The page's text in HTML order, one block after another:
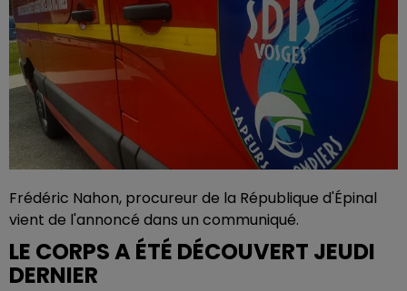
Frédéric Nahon, procureur de la République d'Épinal
vient de l'annoncé dans un communiqué.
LE CORPS A ÉTÉ DÉCOUVERT JEUDI
DERNIER